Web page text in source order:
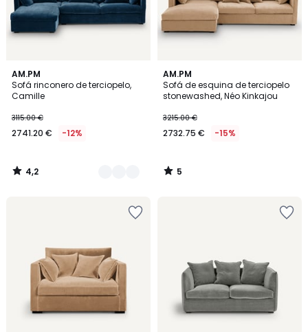
AM.PM
Sofá rinconero de terciopelo,
Camille
3115.00 €
2741.20 € -12%
4,2
/ 5
3
Colores
4,2
/
AM.PM
Sofá de esquina de terciopelo
stonewashed, Néo Kinkajou
3215.00 €
2732.75 € -15%
5
/
5
5
/